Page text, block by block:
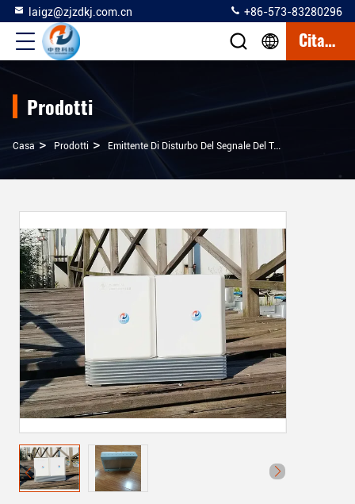
laigz@zjzdkj.com.cn +86-573-83280296
Citazione
Prodotti
Casa > Prodotti > Emittente Di Disturbo Del Segnale Del Telefono Cellulare